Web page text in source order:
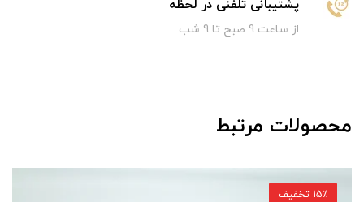
پشتیبانی تلفنی در لحظه
از ساعت 9 صبح تا 9 شب
محصولات مرتبط